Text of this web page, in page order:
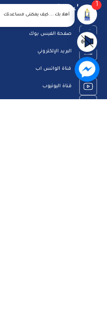
تواصل معنا
صفحة الفيس بوك
البريد الإلكتروني
قناة الواتس اب
قناة اليوتيوب
أهلا بك ... كيف يمكننى مساعدتك
1